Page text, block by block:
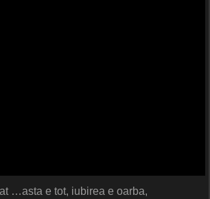
…asta e tot, iubirea e oarba,